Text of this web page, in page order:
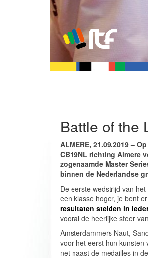
Battle of the
ALMERE, 21.09.2019 –
CB19NL richting Almere
zogenaamde Master
binnen de Nederlandse
De eerste wedstrijd van
een klasse hoger, je bent
resultaten stelden in
vooral de heerlijke sfeer
Amsterdammers Naut,
voor het eerst hun kunsten
net naast de medailles in